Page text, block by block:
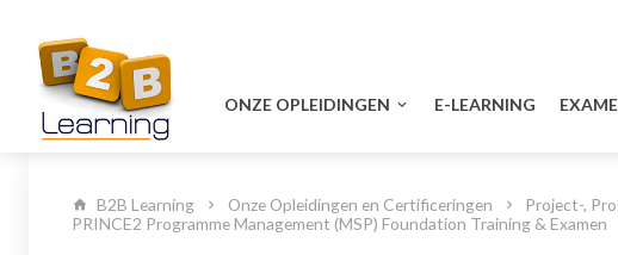
ONZE OPLEIDINGEN E-LEARNING
B2B Learning Onze Opleidingen en Certificeringen Project-,
PRINCE2 Programme Management (MSP) Foundation Training & Examen